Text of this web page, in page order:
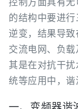
的结构中要进行
逆变，结果导
交流电网、负
其是在对抗干
统等应用中，谐